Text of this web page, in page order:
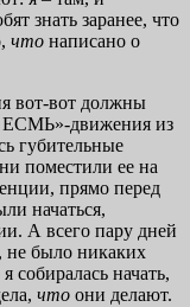
знать заранее, что
что написано о
вот-вот должны
ЕСМЬ»-движения из
губительные
поместили ее на
прямо перед
начаться,
А всего пару дней
не было никаких
собиралась начать,
что они делают.